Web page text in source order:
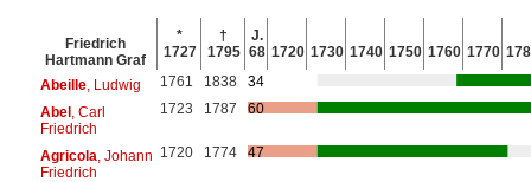
Friedrich
Hartmann Graf
*
1727
†
1795
J.
68 1720 1730 1740 1750 1760 1770
Abeille, Ludwig 1761 1838
34
Abel, Carl
Friedrich
1723 1787 60
Agricola , Johann
Friedrich
1720 1774 47